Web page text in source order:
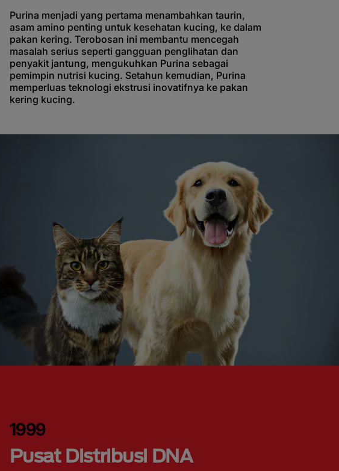
Purina menjadi yang pertama menambahkan taurin,
asam amino penting untuk kesehatan kucing, ke dalam
pakan kering. Terobosan ini membantu mencegah
masalah serius seperti gangguan penglihatan dan
penyakit jantung, mengukuhkan Purina sebagai
pemimpin nutrisi kucing. Setahun kemudian, Purina
memperluas teknologi ekstrusi inovatifnya ke pakan
kering kucing.
1999
Pusat Distribusi DNA